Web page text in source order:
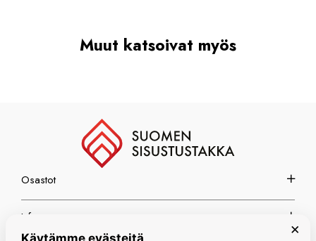
Muut katsoivat myös
Osastot
Info
×
Käytämme evästeitä